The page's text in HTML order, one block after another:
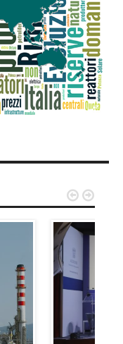
 